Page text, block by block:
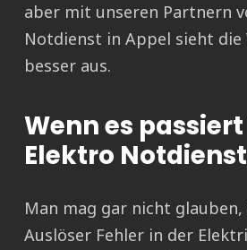
aber mit unseren Partnern
Notdienst in Appel sieht
besser aus.
Wenn es
Elektro
Man mag gar nicht glauben,
Auslöser Fehler in der